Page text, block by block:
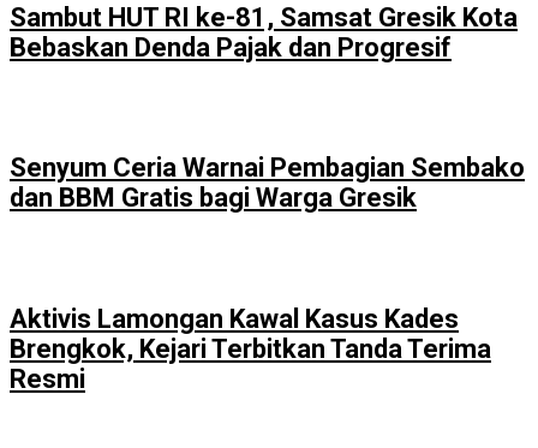
Sambut HUT RI ke-81, Samsat Gresik Kota
Bebaskan Denda Pajak dan Progresif
Senyum Ceria Warnai Pembagian Sembako
dan BBM Gratis bagi Warga Gresik
Aktivis Lamongan Kawal Kasus Kades
Brengkok, Kejari Terbitkan Tanda Terima
Resmi